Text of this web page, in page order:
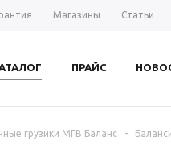
Магазины Статьи
ПРАЙС
грузики МГВ Баланс -